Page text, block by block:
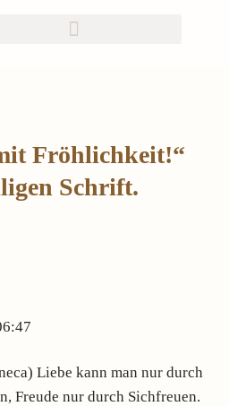
Fröhlichkeit!“
Schrift.
Liebe kann man nur durch
Freude nur durch Sichfreuen.